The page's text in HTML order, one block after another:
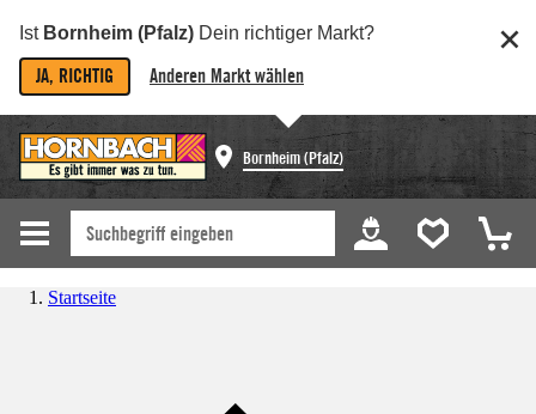
Ist Bornheim (Pfalz) Dein richtiger Markt?
JA, RICHTIG Anderen Markt wählen
Bornheim (Pfalz)
Startseite